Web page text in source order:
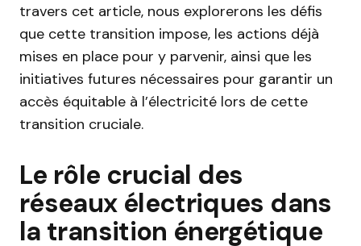
travers cet article, nous explorerons les défis
que cette transition impose, les actions déjà
mises en place pour y parvenir, ainsi que les
initiatives futures nécessaires pour garantir un
accès équitable à l’électricité lors de cette
transition cruciale.
Le rôle crucial des
réseaux électriques dans
la transition énergétique